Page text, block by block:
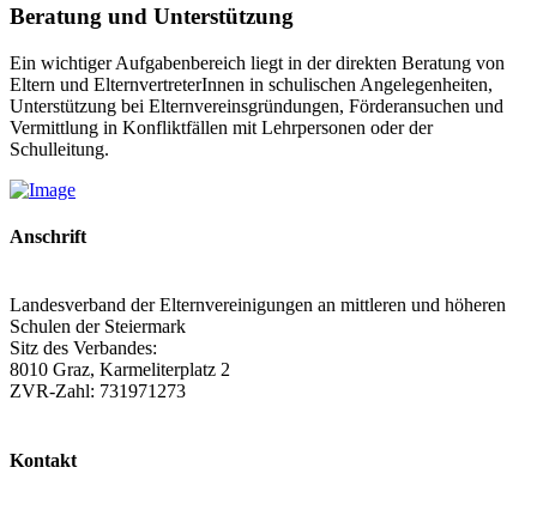
Beratung und Unterstützung
Ein wichtiger Aufgabenbereich liegt in der direkten Beratung von
Eltern und ElternvertreterInnen in schulischen Angelegenheiten,
Unterstützung bei Elternvereinsgründungen, Förderansuchen und
Vermittlung in Konfliktfällen mit Lehrpersonen oder der
Schulleitung.
Anschrift
Landesverband der Elternvereinigungen an mittleren und höheren
Schulen der Steiermark
Sitz des Verbandes:
8010 Graz, Karmeliterplatz 2
ZVR-Zahl: 731971273
Kontakt